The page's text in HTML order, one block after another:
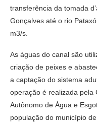
transferência da tomada
Gonçalves até o rio
m3/s.
As águas do canal são
criação de peixes e
a captação do sistema
operação é realizada pela
Autônomo de Água e
população do município de